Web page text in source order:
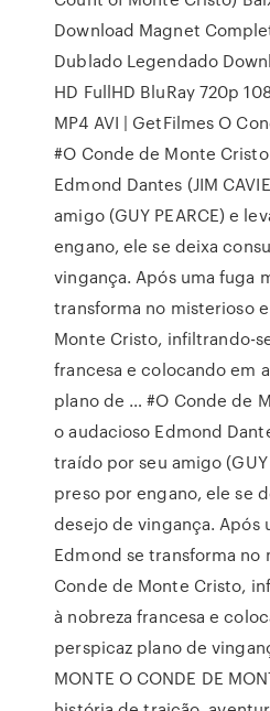
Download Magnet
Dublado Legendado
HD FullHD BluRay 720p
MP4 AVI | GetFilmes O
#O Conde de Monte
Edmond Dantes (JIM
amigo (GUY PEARCE) e
engano, ele se deixa
vingança. Após uma fuga
transforma no misterioso
Monte Cristo, infiltrando-
francesa e colocando em
plano de … #O Conde de
o audacioso Edmond
traído por seu amigo (GUY
preso por engano, ele se
desejo de vingança. Após
Edmond se transforma no
Conde de Monte Cristo,
à nobreza francesa e
perspicaz plano de
MONTE O CONDE DE